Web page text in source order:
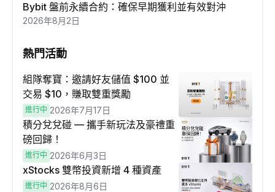
Bybit 盤前永續合約：確保早期獲利並有效對沖
2026年8月2日
熱門活動
組隊奪寶：邀請好友儲值 $100 並
交易 $10，賺取雙重獎勵
進行中 2026年7月17日
積分兌兌碰 — 攜手新玩法及豪禮重
磅回歸！
進行中 2026年6月3日
xStocks 雙幣投資新增 4 種資產
進行中 2026年8月6日